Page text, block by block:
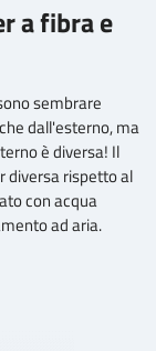
a fibra e
sembrare
dall'esterno, ma
è diversa! Il
diversa rispetto al
con acqua
ad aria.